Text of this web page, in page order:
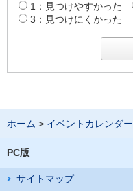
1：見つけやすかった
3：見つけにくかった
ホーム > イベントカレンダー
PC版
サイトマップ